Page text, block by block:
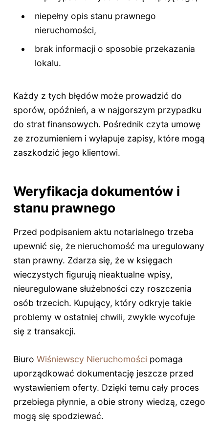
niepełny opis stanu prawnego
nieruchomości,
brak informacji o sposobie przekazania
lokalu.
Każdy z tych błędów może prowadzić do
sporów, opóźnień, a w najgorszym przypadku
do strat finansowych. Pośrednik czyta umowę
ze zrozumieniem i wyłapuje zapisy, które mogą
zaszkodzić jego klientowi.
Weryfikacja dokumentów i
stanu prawnego
Przed podpisaniem aktu notarialnego trzeba
upewnić się, że nieruchomość ma uregulowany
stan prawny. Zdarza się, że w księgach
wieczystych figurują nieaktualne wpisy,
nieuregulowane służebności czy roszczenia
osób trzecich. Kupujący, który odkryje takie
problemy w ostatniej chwili, zwykle wycofuje
się z transakcji.
Biuro Wiśniewscy Nieruchomości pomaga
uporządkować dokumentację jeszcze przed
wystawieniem oferty. Dzięki temu cały proces
przebiega płynnie, a obie strony wiedzą, czego
mogą się spodziewać.